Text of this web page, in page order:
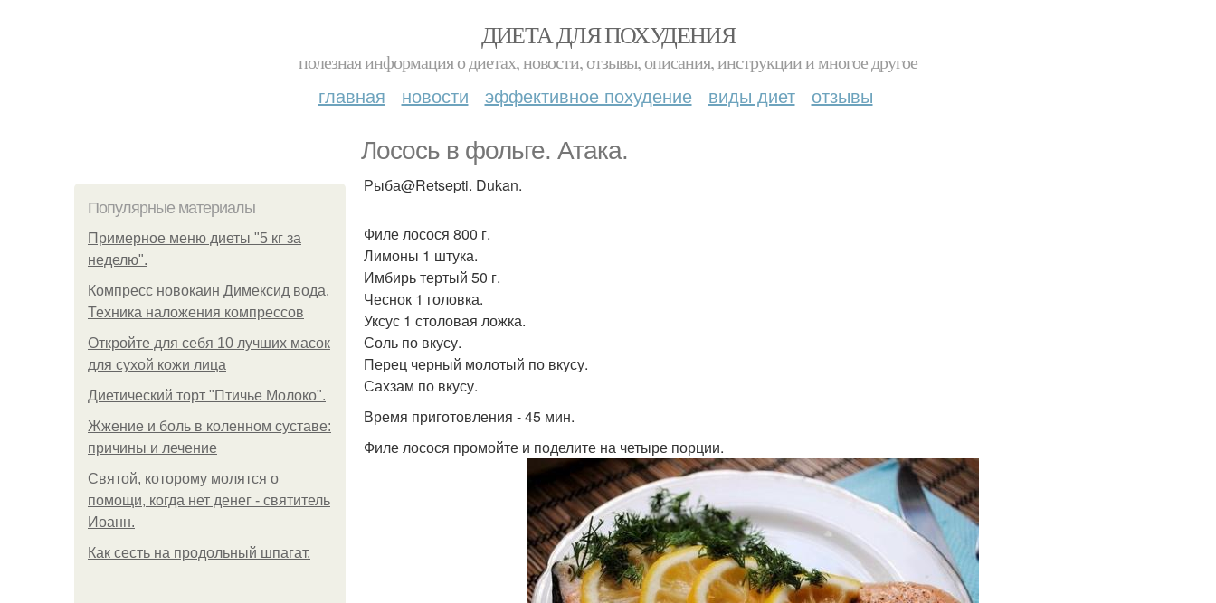
ДИЕТА ДЛЯ ПОХУДЕНИЯ
полезная информация о диетах, новости, отзывы, описания, инструкции и многое другое
главная новости эффективное похудение виды диет отзывы
Лосось в фольге. Атака.
Популярные материалы
Примерное меню диеты "5 кг за
неделю".
Компресс новокаин Димексид вода.
Техника наложения компрессов
Откройте для себя 10 лучших масок
для сухой кожи лица
Диетический торт "Птичье Молоко".
Жжение и боль в коленном суставе:
причины и лечение
Святой, которому молятся о
помощи, когда нет денег - святитель
Иоанн.
Как сесть на продольный шпагат.
Рыба@Retsepti. Dukan.
Филе лосося 800 г.
Лимоны 1 штука.
Имбирь тертый 50 г.
Чеснок 1 головка.
Уксус 1 столовая ложка.
Соль по вкусу.
Перец черный молотый по вкусу.
Сахзам по вкусу.
Время приготовления - 45 мин.
Филе лосося промойте и поделите на четыре порции.